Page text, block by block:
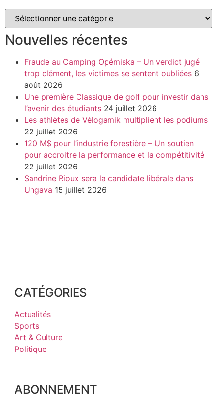
Nouvelles récentes
Fraude au Camping Opémiska – Un verdict jugé
trop clément, les victimes se sentent oubliées 6
août 2026
Une première Classique de golf pour investir dans
l’avenir des étudiants 24 juillet 2026
Les athlètes de Vélogamik multiplient les podiums
22 juillet 2026
120 M$ pour l’industrie forestière – Un soutien
pour accroitre la performance et la compétitivité
22 juillet 2026
Sandrine Rioux sera la candidate libérale dans
Ungava 15 juillet 2026
CATÉGORIES
Actualités
Sports
Art & Culture
Politique
ABONNEMENT